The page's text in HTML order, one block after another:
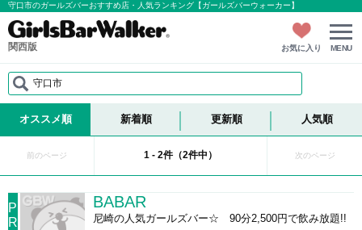
守口市のガールズバーおすすめ店・人気ランキング【ガールズバーウォーカー】
関西版 お気に入り MENU
守口市
オススメ順 新着順 更新順 人気順
前のページ 1 - 2件（2件中） 次のページ
P
R
BABAR
尼崎の人気ガールズバー☆ 90分2,500円で飲み放題!!